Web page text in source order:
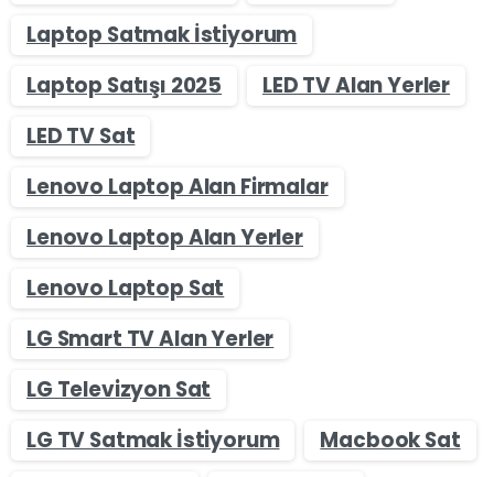
Laptop Satmak İstiyorum
Laptop Satışı 2025
LED TV Alan Yerler
LED TV Sat
Lenovo Laptop Alan Firmalar
Lenovo Laptop Alan Yerler
Lenovo Laptop Sat
LG Smart TV Alan Yerler
LG Televizyon Sat
LG TV Satmak İstiyorum
Macbook Sat